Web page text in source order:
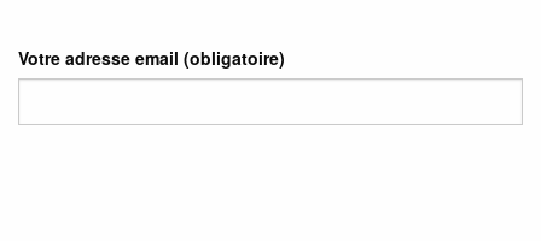
Votre adresse email (obligatoire)